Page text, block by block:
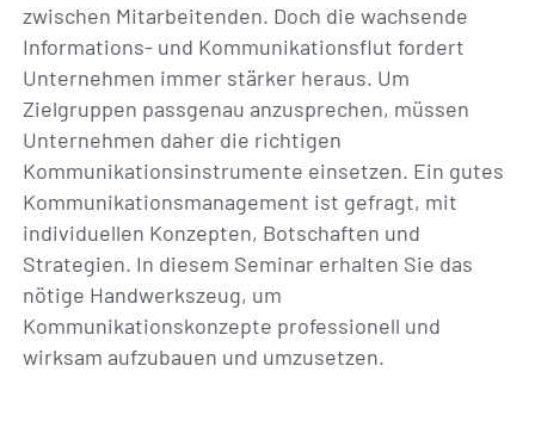
zwischen Mitarbeitenden. Doch die wachsende
Informations- und Kommunikationsflut fordert
Unternehmen immer stärker heraus. Um
Zielgruppen passgenau anzusprechen, müssen
Unternehmen daher die richtigen
Kommunikationsinstrumente einsetzen. Ein gutes
Kommunikationsmanagement ist gefragt, mit
individuellen Konzepten, Botschaften und
Strategien. In diesem Seminar erhalten Sie das
nötige Handwerkszeug, um
Kommunikationskonzepte professionell und
wirksam aufzubauen und umzusetzen.